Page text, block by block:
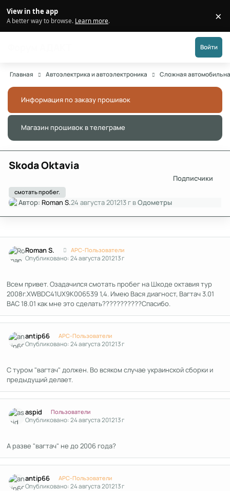
View in the app
A better way to browse. Learn more. ×
Войти
Главная Автоэлектрика и автоэлектроника Сложная
Информация по заказу прошивок
Магазин прошивок в телеграме
Skoda Oktavia
смотать пробег.
Подписчики
Автор: Roman S.24 августа 201213 г вОдометры
Roman S. APC-Пользователи
Опубликовано:24 августа 201213 г
Всем привет. Озадачился смотать пробег на Шкоде октавия тур
2008г.XWBDC41UX9K006539 1,4. Имею Вася диагност, Вагтач 3.01
ВАС 18.01 как мне это сделать???????????Спасибо.
antip66 APC-Пользователи
Опубликовано:24 августа 201213 г
С туром "вагтач" должен. Во всяком случае украинской сборки и
предыдущий делает.
aspid Пользователи
Опубликовано:24 августа 201213 г
A разве "вагтач" не до 2006 года?
antip66 APC-Пользователи
Опубликовано:24 августа 201213 г